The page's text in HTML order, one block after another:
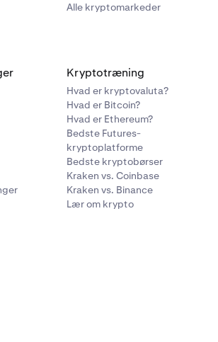
Alle kryptomarkeder
Kryptotræning
Hvad er kryptovaluta?
Hvad er Bitcoin?
Hvad er Ethereum?
Bedste Futures-
kryptoplatforme
Bedste kryptobørser
Kraken vs. Coinbase
Kraken vs. Binance
Lær om krypto